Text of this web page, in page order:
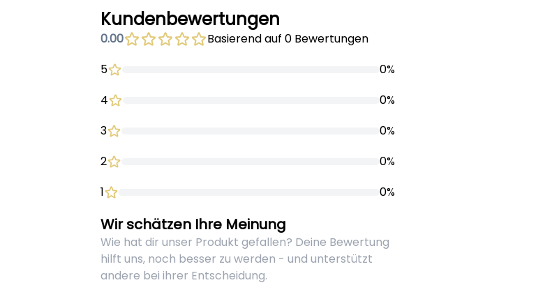
Kundenbewertungen
0.00
Basierend auf 0 Bewertungen
5
0%
4
0%
3
0%
2
0%
1
0%
Wir schätzen Ihre Meinung
Wie hat dir unser Produkt gefallen? Deine Bewertung
hilft uns, noch besser zu werden - und unterstützt
andere bei ihrer Entscheidung.